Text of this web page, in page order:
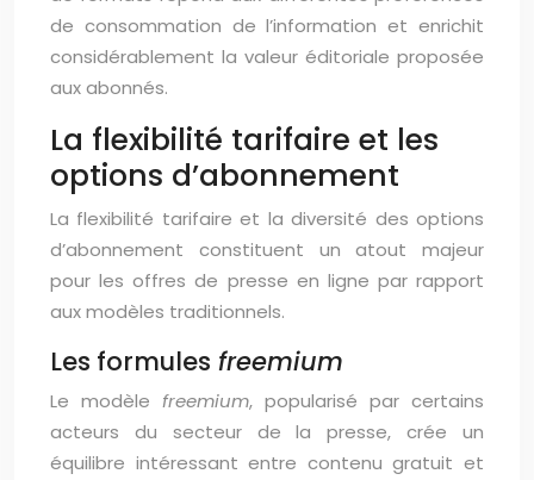
de consommation de l’information et enrichit
considérablement la valeur éditoriale proposée
aux abonnés.
La flexibilité tarifaire et les
options d’abonnement
La flexibilité tarifaire et la diversité des options
d’abonnement constituent un atout majeur
pour les offres de presse en ligne par rapport
aux modèles traditionnels.
Les formules freemium
Le modèle freemium, popularisé par certains
acteurs du secteur de la presse, crée un
équilibre intéressant entre contenu gratuit et